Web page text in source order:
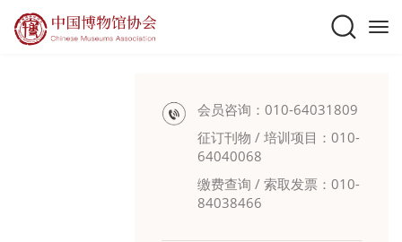
会员咨询：010-64031809
征订刊物 / 培训项目：010-
64040068
缴费查询 / 索取发票：010-
84038466